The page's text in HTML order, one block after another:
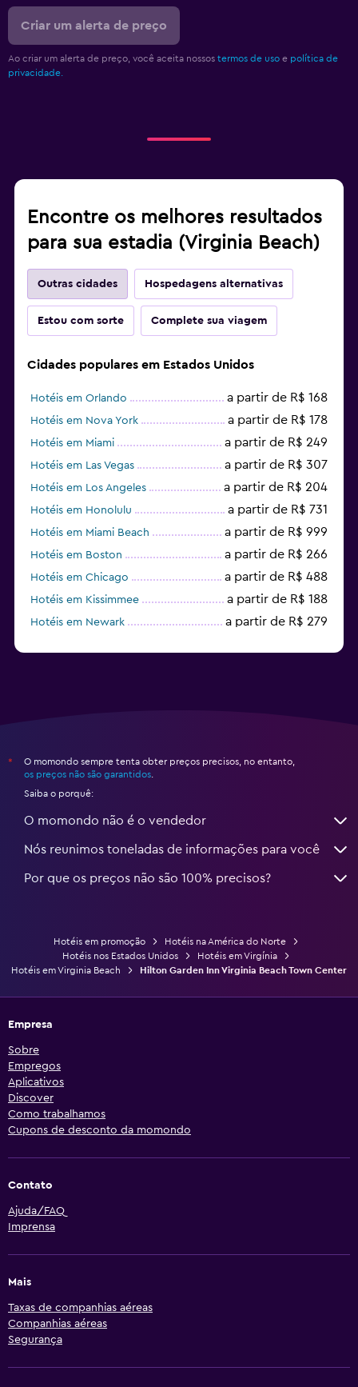
Criar um alerta de preço
Ao criar um alerta de preço, você aceita nossos termos de uso e política de
privacidade.
Encontre os melhores resultados
para sua estadia (Virginia Beach)
Outras cidades Hospedagens alternativas
Estou com sorte Complete sua viagem
Cidades populares em Estados Unidos
Hotéis em Orlando a partir de R$ 168
Hotéis em Nova York a partir de R$ 178
Hotéis em Miami a partir de R$ 249
Hotéis em Las Vegas a partir de R$ 307
Hotéis em Los Angeles a partir de R$ 204
Hotéis em Honolulu a partir de R$ 731
Hotéis em Miami Beach a partir de R$ 999
Hotéis em Boston a partir de R$ 266
Hotéis em Chicago a partir de R$ 488
Hotéis em Kissimmee a partir de R$ 188
Hotéis em Newark a partir de R$ 279
*
O momondo sempre tenta obter preços precisos, no entanto,
os preços não são garantidos
Saiba o porquê:
O momondo não é o vendedor
Nós reunimos toneladas de informações para você
Por que os preços não são 100% precisos?
Hotéis em promoção
Hotéis na América do Norte
Hotéis nos Estados Unidos
Hotéis em Virgínia
Hotéis em Virginia Beach
Hilton Garden Inn Virginia Beach Town Center
Empresa
Sobre
Empregos
Aplicativos
Discover
Como trabalhamos
Cupons de desconto da momondo
Contato
Ajuda/FAQ
Imprensa
Mais
Taxas de companhias aéreas
Companhias aéreas
Segurança